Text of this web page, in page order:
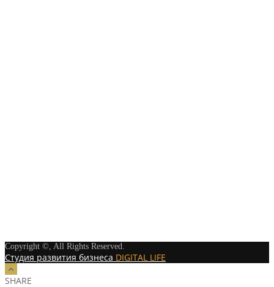
Copyright ©, All Rights Reserved.
Студия развития бизнеса DIGITAL LIFE
SHARE